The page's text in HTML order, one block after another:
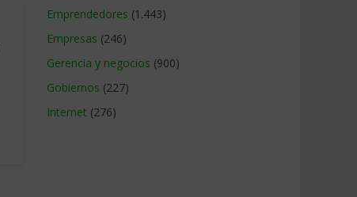
Emprendedores (1.443)
Empresas (246)
Gerencia y negocios (900)
Gobiernos (227)
Internet (276)